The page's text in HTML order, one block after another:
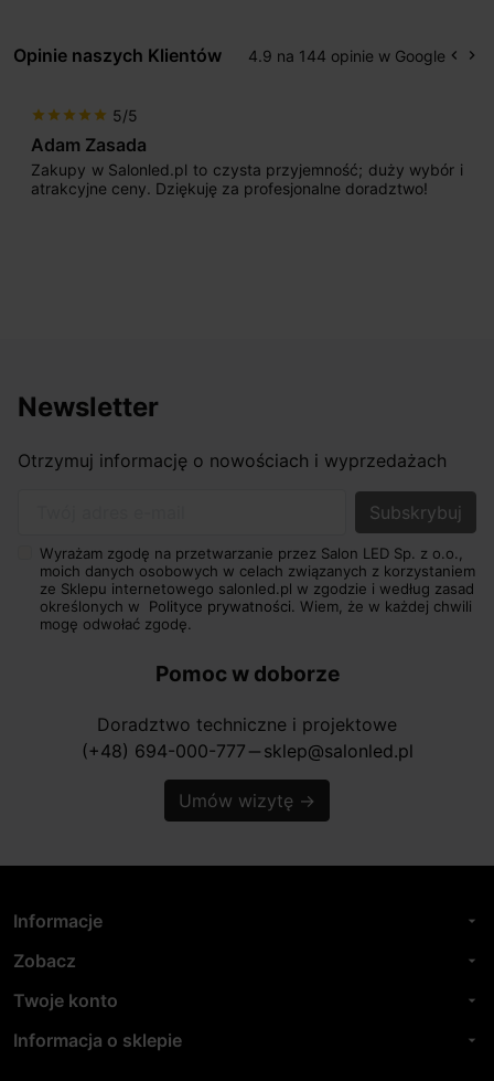
Opinie naszych Klientów 4.9 na 144 opinie w Google keyboard_arrow_left keyboard_arrow_right
star star star star star 5/5
Adam Zasada
Zakupy w Salonled.pl to czysta przyjemność; duży wybór i
atrakcyjne ceny. Dziękuję za profesjonalne doradztwo!
Newsletter
Otrzymuj informację o nowościach i wyprzedażach
Wyrażam zgodę na przetwarzanie przez Salon LED Sp. z o.o.,
moich danych osobowych w celach związanych z korzystaniem
ze Sklepu internetowego salonled.pl w zgodzie i według zasad
określonych w Polityce prywatności. Wiem, że w każdej chwili
mogę odwołać zgodę.
Pomoc w doborze
Doradztwo techniczne i projektowe
(+48) 694-000-777 horizontal_rule sklep@salonled.pl
Umów wizytę →
Informacje arrow_drop_down
Zobacz arrow_drop_down
Twoje konto arrow_drop_down
Informacja o sklepie arrow_drop_down